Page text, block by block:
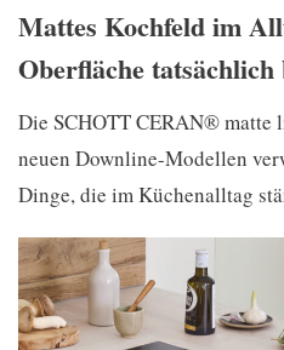
Mattes Kochfeld im
Oberfläche tatsächlich
Die SCHOTT CERAN® matte
neuen Downline-Modellen
Dinge, die im Küchenalltag